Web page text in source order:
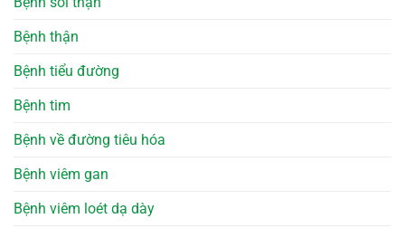
Bệnh thận
Bệnh tiểu đường
Bệnh tim
Bệnh về đường tiêu hóa
Bệnh viêm gan
Bệnh viêm loét dạ dày